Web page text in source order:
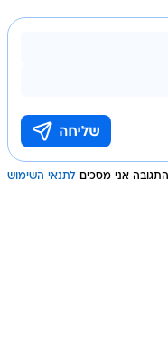
אני מסכים לתנאי השימוש